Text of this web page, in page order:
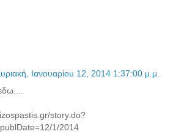
Ιανουαρίου 12, 2014 1:37:00 μ.μ.
story.do?
1/2014